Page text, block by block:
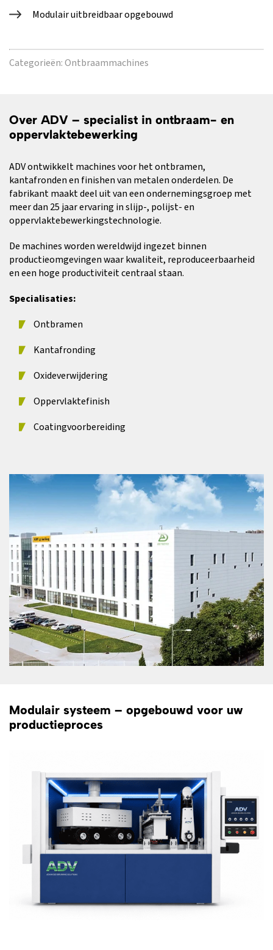
Modulair uitbreidbaar opgebouwd
Categorieën:Ontbraammachines
Over ADV – specialist in ontbraam- en
oppervlaktebewerking
ADV ontwikkelt machines voor het ontbramen,
kantafronden en finishen van metalen onderdelen. De
fabrikant maakt deel uit van een ondernemingsgroep met
meer dan 25 jaar ervaring in slijp-, polijst- en
oppervlaktebewerkingstechnologie.
De machines worden wereldwijd ingezet binnen
productieomgevingen waar kwaliteit, reproduceerbaarheid
en een hoge productiviteit centraal staan.
Specialisaties:
Ontbramen
Kantafronding
Oxideverwijdering
Oppervlaktefinish
Coatingvoorbereiding
Modulair systeem – opgebouwd voor uw
productieproces